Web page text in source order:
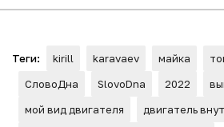
Теги: kirill karavaev майка
СловоДна
SlovoDna 2022
мой вид двигателя
двигатель